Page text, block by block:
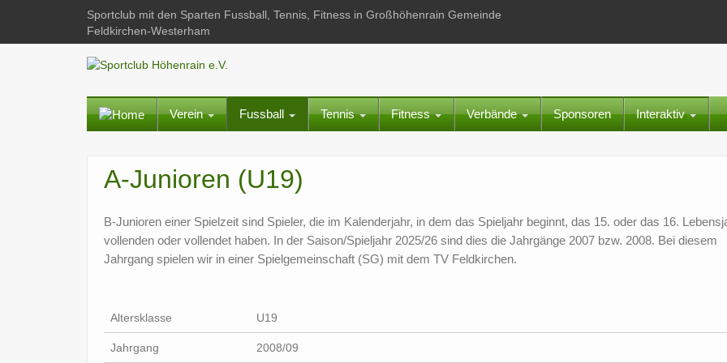
Sportclub mit den Sparten Fussball, Tennis, Fitness in Großhöhenrain Gemeinde
Feldkirchen-Westerham
Verein Fussball Tennis Fitness Verbände Sponsoren Interaktiv
A-Junioren (U19)
B-Junioren einer Spielzeit sind Spieler, die im Kalenderjahr, in dem das Spieljahr beginnt, das 15. oder das 16.
vollenden oder vollendet haben. In der Saison/Spieljahr 2025/26 sind dies die Jahrgänge 2007 bzw. 2008. Bei diesem
Jahrgang spielen wir in einer Spielgemeinschaft (SG) mit dem TV Feldkirchen.
Altersklasse U19
Jahrgang 2008/09